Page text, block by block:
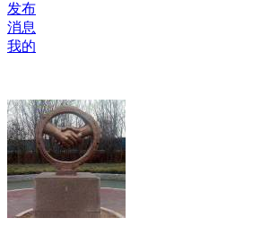
发布
消息
我的